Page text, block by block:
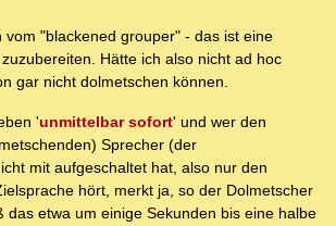
vom "blackened grouper" - das ist eine
Hätte ich also nicht ad hoc
gar nicht dolmetschen können.
'unmittelbar sofort' und wer den
Sprecher (der
mit aufgeschaltet hat, also nur den
hört, merkt ja, so der Dolmetscher
das etwa um einige Sekunden bis eine halbe